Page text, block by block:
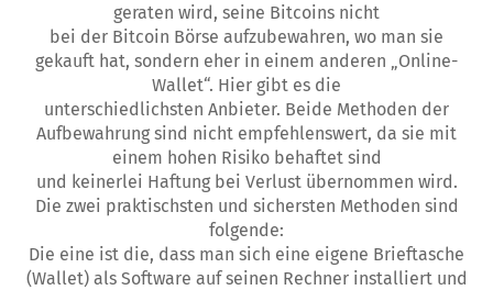
geraten wird, seine Bitcoins nicht
bei der Bitcoin Börse aufzubewahren, wo man sie
gekauft hat, sondern eher in einem anderen „Online-
Wallet“. Hier gibt es die
unterschiedlichsten Anbieter. Beide Methoden der
Aufbewahrung sind nicht empfehlenswert, da sie mit
einem hohen Risiko behaftet sind
und keinerlei Haftung bei Verlust übernommen wird.
Die zwei praktischsten und sichersten Methoden sind
folgende:
Die eine ist die, dass man sich eine eigene Brieftasche
(Wallet) als Software auf seinen Rechner installiert und